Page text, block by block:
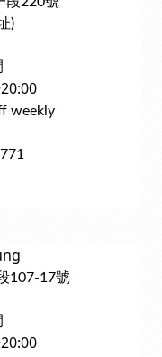
)
weekly
107-17號